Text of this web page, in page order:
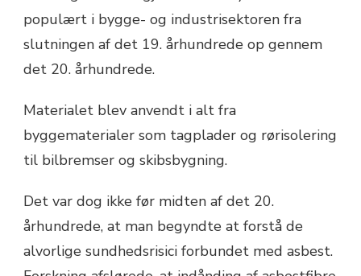
populært i bygge- og industrisektoren fra
slutningen af det 19. århundrede op gennem
det 20. århundrede.
Materialet blev anvendt i alt fra
byggematerialer som tagplader og rørisolering
til bilbremser og skibsbygning.
Det var dog ikke før midten af det 20.
århundrede, at man begyndte at forstå de
alvorlige sundhedsrisici forbundet med asbest.